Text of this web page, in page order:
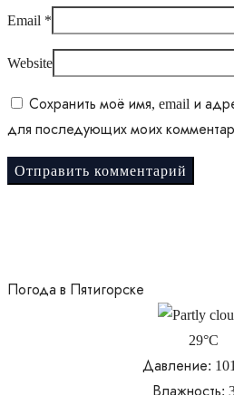
Email *
Website
Сохранить моё имя, email и
для последующих моих
Погода в Пятигорске
29°C
Давление:
Влажность: